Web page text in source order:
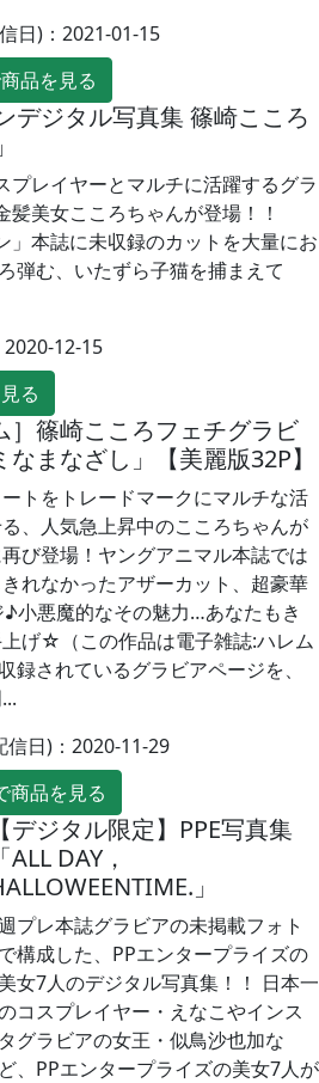
日)：2021-01-15
品を見る
デジタル写真集 篠崎こころ
プレイヤーとマルチに活躍するグラ
髪美女こころちゃんが登場！！
」本誌に未収録のカットを大量にお
弾む、いたずら子猫を捕まえて
12-15
る
］篠崎こころフェチグラビ
なまなざし」【美麗版32P】
トをトレードマークにマルチな活
、人気急上昇中のこころちゃんが
び登場！ヤングアニマル本誌では
れなかったアザーカット、超豪華
小悪魔的なその魅力…あなたもき
げ☆（この作品は電子雑誌:ハレム
録されているグラビアページを、
信日)：2020-11-29
商品を見る
【デジタル限定】PPE写真集
「ALL DAY，
」
プレ本誌グラビアの未掲載フォト
で構成した、PPエンタープライズの
美女7人のデジタル写真集！！ 日本一
コスプレイヤー・えなこやインス
タグラビアの女王・似鳥沙也加な
ど、PPエンタープライズの美女7人が